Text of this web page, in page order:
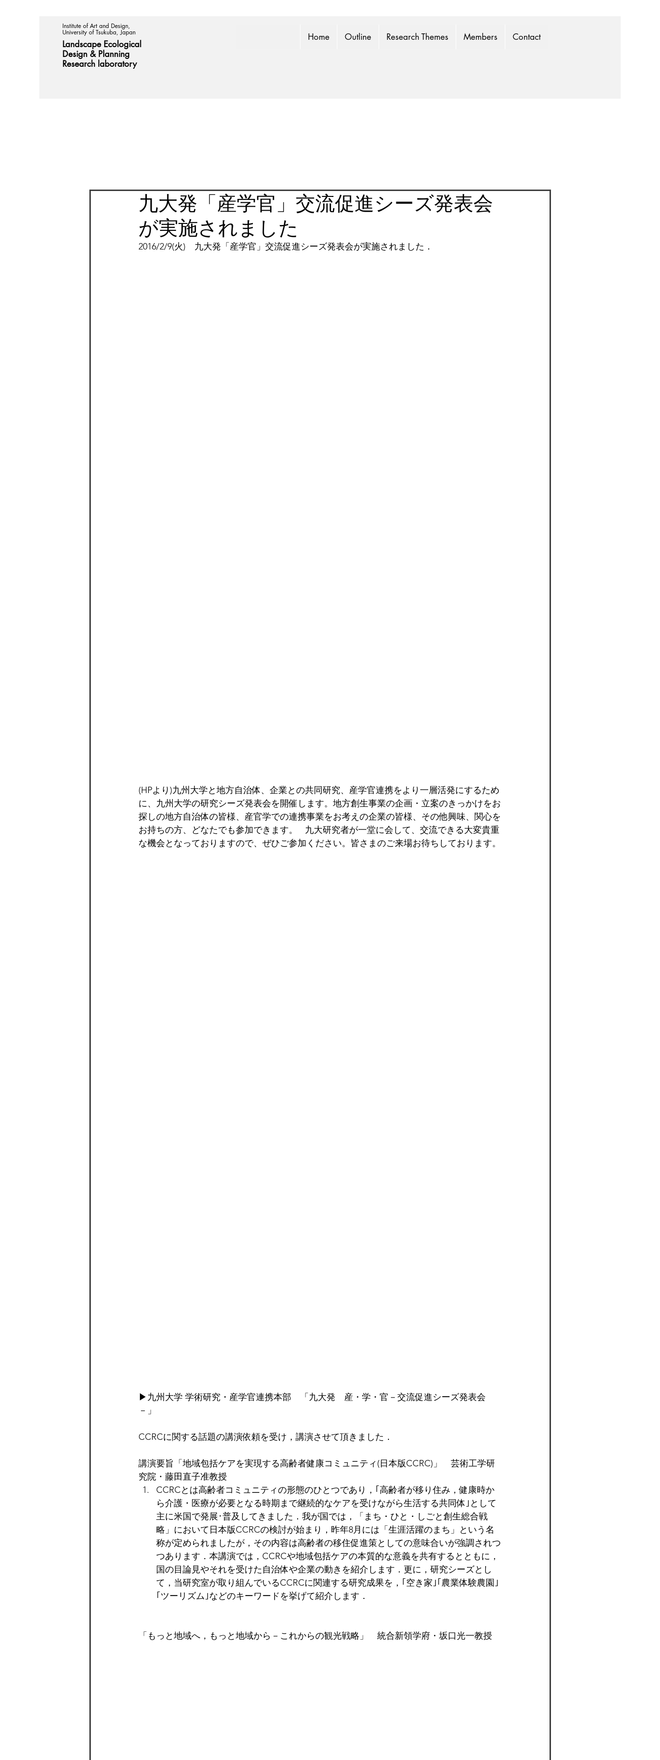
Institute of Art and Design,
University of Tsukuba, Japan
Landscape Ecological
Design & Planning
Research laboratory
Home Outline Research Themes Members Contact
九大発「産学官」交流促進シーズ発表会
が実施されました
2016/2/9(火)　九大発「産学官」交流促進シーズ発表会が実施されました．
(HPより)九州大学と地方自治体、企業との共同研究、産学官連携をより一層活発にするため
に、九州大学の研究シーズ発表会を開催します。地方創生事業の企画・立案のきっかけをお
探しの地方自治体の皆様、産官学での連携事業をお考えの企業の皆様、その他興味、関心を
お持ちの方、どなたでも参加できます。   九大研究者が一堂に会して、交流できる大変貴重
な機会となっておりますので、ぜひご参加ください。皆さまのご来場お待ちしております。
▶九州大学 学術研究・産学官連携本部　「九大発　産・学・官－交流促進シーズ発表会
－」
CCRCに関する話題の講演依頼を受け，講演させて頂きました．
講演要旨「地域包括ケアを実現する高齢者健康コミュニティ(日本版CCRC)」　芸術工学研
究院・藤田直子准教授
CCRCとは高齢者コミュニティの形態のひとつであり，｢高齢者が移り住み，健康時か
ら介護・医療が必要となる時期まで継続的なケアを受けながら生活する共同体｣として
主に米国で発展･普及してきました．我が国では，「まち・ひと・しごと創生総合戦
略」において日本版CCRCの検討が始まり，昨年8月には「生涯活躍のまち」という名
称が定められましたが，その内容は高齢者の移住促進策としての意味合いが強調されつ
つあります．本講演では，CCRCや地域包括ケアの本質的な意義を共有するとともに，
国の目論見やそれを受けた自治体や企業の動きを紹介します．更に，研究シーズとし
て，当研究室が取り組んでいるCCRCに関連する研究成果を，｢空き家｣｢農業体験農園｣
｢ツーリズム｣などのキーワードを挙げて紹介します．
「もっと地域へ，もっと地域から－これからの観光戦略」　統合新領学府・坂口光一教授